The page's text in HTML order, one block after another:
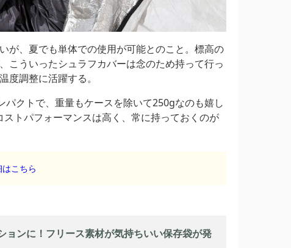
が、夏でも単体での使用が可能とのこと。標高の
こういったシュラフカバーは念のため持って行っ
度調整に活躍する。
クトで、重量もケースを除いて250gなのも嬉し
トパフォーマンスは高く、常に持っておくのが
こちら
ョンに！フリース素材が気持ちいい保存袋が発